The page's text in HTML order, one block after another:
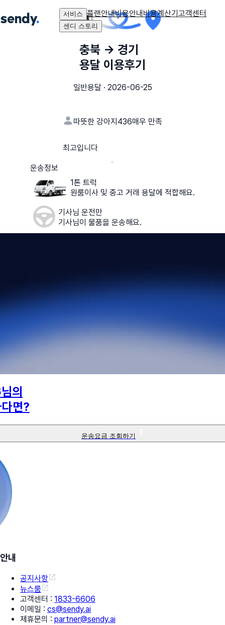
서비스 플랜안내비용안내비용계산기고객센터
센디 스토리
충북 → 경기
용달 이용후기
일반용달· 2026-06-25
따뜻한 강아지436매우 만족
최고입니다
운송정보
1톤 트럭
원룸이사 및 중고 거래 용달에 적합해요.
기사님 운전만
기사님이 물품을 운송해요.
님의
면?
운송요금 조회하기
안내
공지사항
뉴스룸
고객센터 : 1833-6606
이메일 : cs@sendy.ai
제휴문의 : partner@sendy.ai